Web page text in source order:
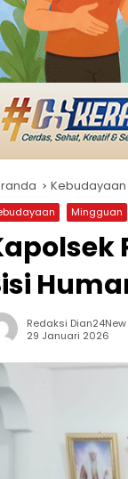
Kebudayaan
Mingguan
Redaksi Dian24New
29 Januari 2026